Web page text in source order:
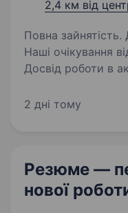
2,4 км від
Повна зайнятість.
Наші очікування
Досвід роботи в
досвід
2 дні тому
Резюме —
нової